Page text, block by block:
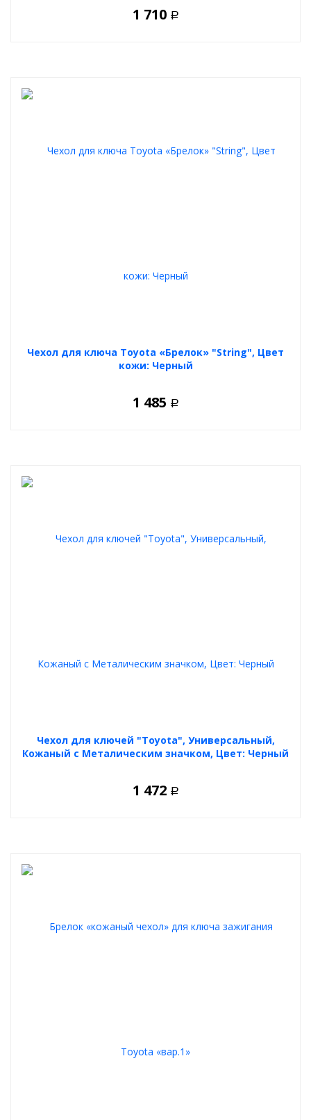
1 710 Р
Чехол для ключа Toyota «Брелок» "String", Цвет
кожи: Черный
1 485 Р
Чехол для ключей "Toyota", Универсальный,
Кожаный с Металическим значком, Цвет: Черный
1 472 Р